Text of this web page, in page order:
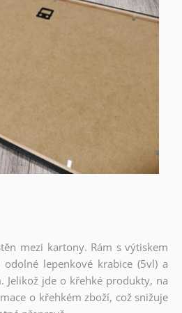
mezi kartony. Rám s výtiskem
lepenkové krabice (5vl) a
Jelikož jde o křehké produkty, na
o křehkém zboží, což snižuje